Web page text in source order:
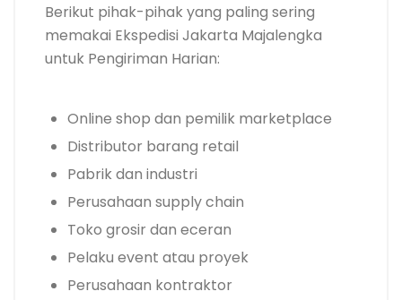
Berikut pihak-pihak yang paling sering
memakai Ekspedisi Jakarta Majalengka
untuk Pengiriman Harian:
Online shop dan pemilik marketplace
Distributor barang retail
Pabrik dan industri
Perusahaan supply chain
Toko grosir dan eceran
Pelaku event atau proyek
Perusahaan kontraktor